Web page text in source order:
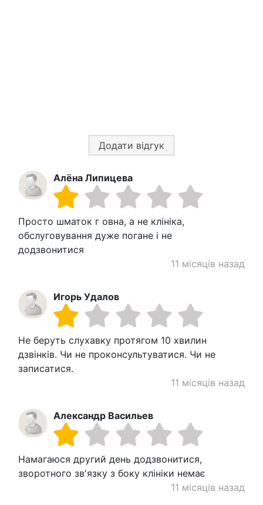
Додати відгук
Алёна Липицева
Просто шматок г овна, а не клініка,
обслуговування дуже погане і не
додзвонитися
11 місяців назад
Игорь Удалов
Не беруть слухавку протягом 10 хвилин
дзвінків. Чи не проконсультуватися. Чи не
записатися.
11 місяців назад
Александр Васильев
Намагаюся другий день додзвонитися,
зворотного зв'язку з боку клініки немає
11 місяців назад